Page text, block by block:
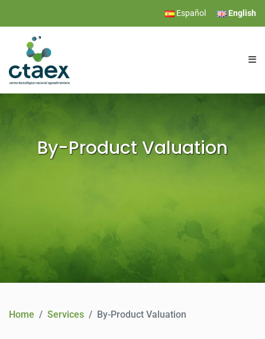
Español English
CTAEX
RESEARCH
NEWS
CONTACT
By-Product Valuation
Home Services By-Product Valuation